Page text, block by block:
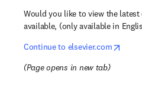
Would you like to view the
available, (only available in
Continue to elsevier.com
opens in new tab/window
(Page opens in new tab)